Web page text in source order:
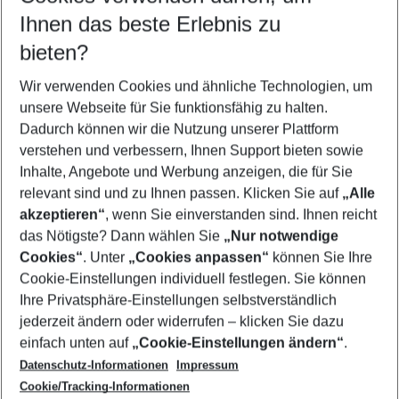
Reisezeitraum wählen
09.08.26– 07.08.27 5-8 Nächte
2 Erwachsene Keine Kinder
Mehr Filter anzeigen
Footer
Footer navigation
Über uns
AGB
Cookie-Einstellungen ändern
Cookie-Richtlinie
Datenschutz
Service & Hilfe
Barrierefreies Reisen
Check-in
Folgen Sie uns
Ihnen das beste Erlebnis zu
bieten?
Wir verwenden Cookies und ähnliche Technologien, um
unsere Webseite für Sie funktionsfähig zu halten.
Dadurch können wir die Nutzung unserer Plattform
verstehen und verbessern, Ihnen Support bieten sowie
Inhalte, Angebote und Werbung anzeigen, die für Sie
relevant sind und zu Ihnen passen. Klicken Sie auf „Alle
akzeptieren“, wenn Sie einverstanden sind. Ihnen reicht
das Nötigste? Dann wählen Sie „Nur notwendige
Cookies“. Unter „Cookies anpassen“ können Sie Ihre
Cookie-Einstellungen individuell festlegen. Sie können
Ihre Privatsphäre-Einstellungen selbstverständlich
jederzeit ändern oder widerrufen – klicken Sie dazu
einfach unten auf „Cookie-Einstellungen ändern“.
Datenschutz-Informationen
Impressum
Cookie/Tracking-Informationen